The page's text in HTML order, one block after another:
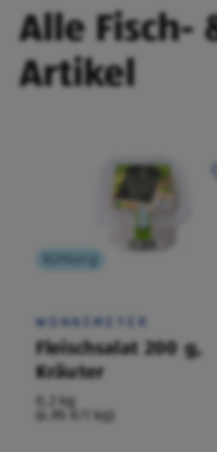
Alle Fisch-
Artikel
Kühlung
WONNEMEYER
Fleischsalat 200 g,
Kräuter
0,2 kg
(4,95 €/1 kg)